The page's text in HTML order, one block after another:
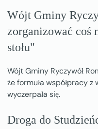
Wójt Gminy
zorganizować coś
stołu"
Wójt Gminy Ryczywół
że formuła współpracy
wyczerpała się.
Droga do